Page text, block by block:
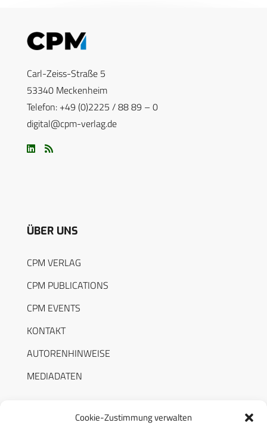
Cookie-Zustimmung verwalten
Carl-Zeiss-Straße 5
53340 Meckenheim
Telefon: +49 (0)2225 / 88 89 – 0
digital@cpm-verlag.de
ÜBER UNS
CPM VERLAG
CPM PUBLICATIONS
CPM EVENTS
KONTAKT
AUTORENHINWEISE
MEDIADATEN